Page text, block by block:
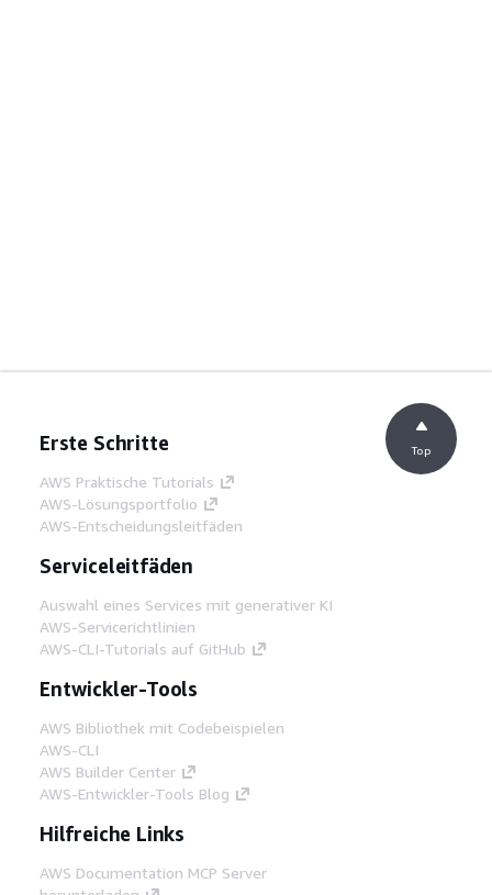
Erste Schritte
AWS Praktische Tutorials
AWS-Lösungsportfolio
AWS-Entscheidungsleitfäden
Serviceleitfäden
Auswahl eines Services mit generativer KI
AWS-Servicerichtlinien
AWS-CLI-Tutorials auf GitHub
Entwickler-Tools
AWS Bibliothek mit Codebeispielen
AWS-CLI
AWS Builder Center
AWS-Entwickler-Tools Blog
Hilfreiche Links
AWS Documentation MCP Server
Top